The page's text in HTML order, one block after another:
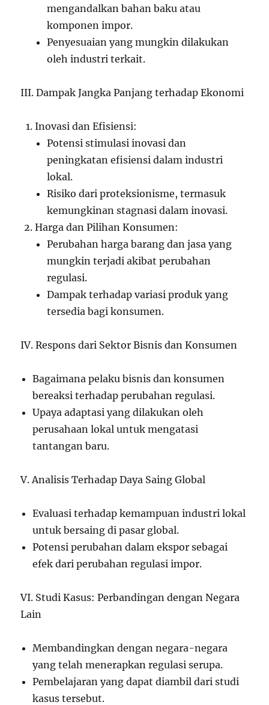
mengandalkan bahan baku atau
komponen impor.
Penyesuaian yang mungkin dilakukan
oleh industri terkait.
III. Dampak Jangka Panjang terhadap Ekonomi
Inovasi dan Efisiensi:
Potensi stimulasi inovasi dan
peningkatan efisiensi dalam industri
lokal.
Risiko dari proteksionisme, termasuk
kemungkinan stagnasi dalam inovasi.
Harga dan Pilihan Konsumen:
Perubahan harga barang dan jasa yang
mungkin terjadi akibat perubahan
regulasi.
Dampak terhadap variasi produk yang
tersedia bagi konsumen.
IV. Respons dari Sektor Bisnis dan Konsumen
Bagaimana pelaku bisnis dan konsumen
bereaksi terhadap perubahan regulasi.
Upaya adaptasi yang dilakukan oleh
perusahaan lokal untuk mengatasi
tantangan baru.
V. Analisis Terhadap Daya Saing Global
Evaluasi terhadap kemampuan industri lokal
untuk bersaing di pasar global.
Potensi perubahan dalam ekspor sebagai
efek dari perubahan regulasi impor.
VI. Studi Kasus: Perbandingan dengan Negara
Lain
Membandingkan dengan negara-negara
yang telah menerapkan regulasi serupa.
Pembelajaran yang dapat diambil dari studi
kasus tersebut.